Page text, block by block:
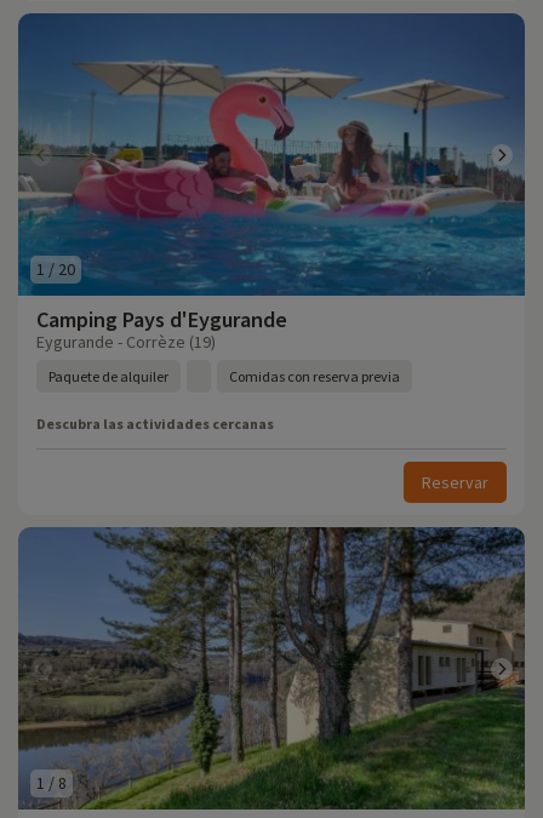
1 / 20
Camping Pays d'Eygurande
Eygurande - Corrèze (19)
Paquete de alquiler Comidas con reserva previa
Descubra las actividades cercanas
Reservar
1 / 8